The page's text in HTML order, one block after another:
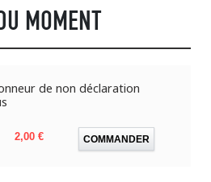
MOMENT
de non déclaration
Prix
2,00 € COMMANDER